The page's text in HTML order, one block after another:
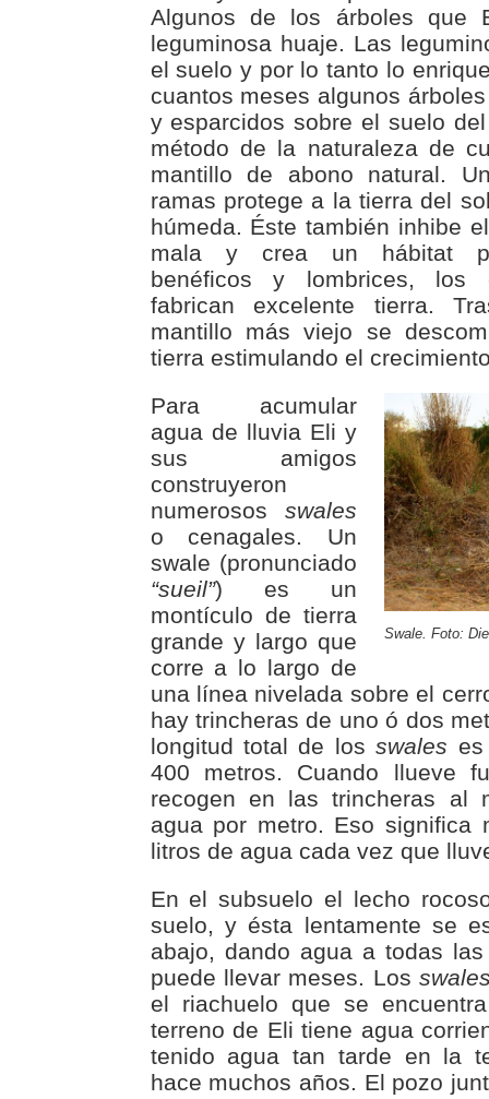
Algunos de los árboles que
leguminosa huaje. Las
el suelo y por lo tanto lo
cuantos meses algunos
y esparcidos sobre el suelo
método de la naturaleza de
mantillo de abono natural.
ramas protege a la tierra del
húmeda. Éste también inhibe
mala y crea un hábitat
benéficos y lombrices, los
fabrican excelente tierra.
mantillo más viejo se
tierra estimulando el
Swale. Foto:
Para acumular
agua de lluvia Eli y
sus amigos
construyeron
numerosos swales
o cenagales. Un
swale (pronunciado
“sueil”) es un
montículo de tierra
grande y largo que
corre a lo largo de
una línea nivelada sobre el
hay trincheras de uno ó dos
longitud total de losswales
400 metros. Cuando llueve
recogen en las trincheras al
agua por metro. Eso significa
litros de agua cada vez que
En el subsuelo el lecho
suelo, y ésta lentamente se
abajo, dando agua a todas
puede llevar meses. Los
el riachuelo que se
terreno de Eli tiene agua
tenido agua tan tarde en la
hace muchos años. El pozo